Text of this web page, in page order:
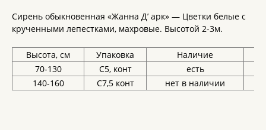
Сирень обыкновенная «Жанна Д’ арк» — Цветки белые с
крученными лепестками, махровые. Высотой 2-3м.
Высота, см Упаковка Наличие
70-130
С5, конт есть
140-160
С7,5 конт нет в наличии